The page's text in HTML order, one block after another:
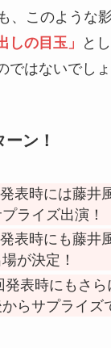
、このような
しの目玉」
と
ではないでし
ン！
表時には藤井
ライズ出演！
表時にも藤井
が決定！
発表時にもさら
らサプライズ